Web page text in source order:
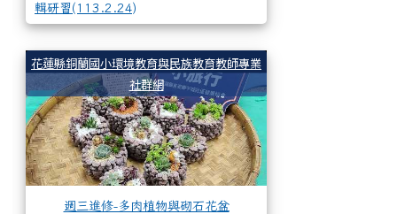
輯研習(113.2.24)
花蓮縣銅蘭國小環境教育與民族教育教師專業
社群網
週三進修-多肉植物與砌石花盆